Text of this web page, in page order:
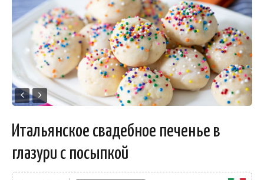
Итальянское свадебное печенье в
глазури с посыпкой